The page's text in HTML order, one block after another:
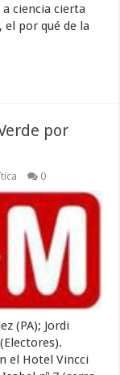
ciencia cierta
el por qué de la
por
0
(PA); Jordi
el Hotel Vincci